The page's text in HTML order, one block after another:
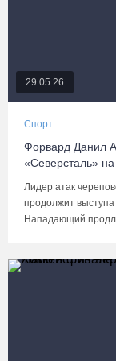
29.05.26
Спорт
Форвард Данил
«Северсталь»
Лидер атак
продолжит
Нападающий